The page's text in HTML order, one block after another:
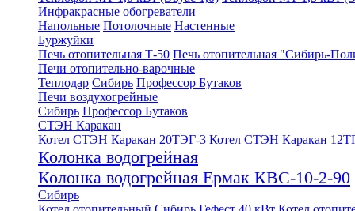
Инфракрасные обогреватели
Напольные Потолочные Настенные
Буржуйки
Печь отопительная Т-50 Печь отопительная "Сибирь-
Печи отопительно-варочные
Теплодар Сибирь Профессор Бутаков
Печи воздухогрейные
Сибирь Профессор Бутаков
СТЭН Каракан
Котел СТЭН Каракан 20ТЭГ-3 Котел СТЭН Каракан
Колонка водогрейная
Колонка водогрейная Ермак КВС-10-2-90
Сибирь